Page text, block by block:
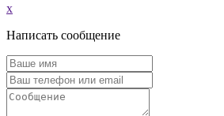
x
Написать сообщение